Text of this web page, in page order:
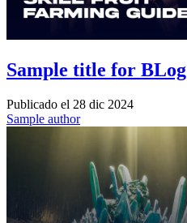
Sample title for BLog
Publicado el 28 dic 2024
Sample author